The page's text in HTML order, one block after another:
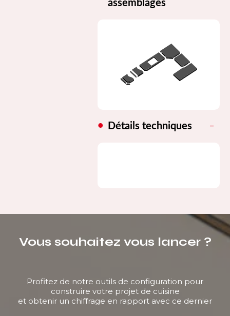
assemblages
Détails techniques
Vous souhaitez vous lancer ?
Profitez de notre outils de configuration pour
construire votre projet de cuisine
et obtenir un chiffrage en rapport avec ce dernier